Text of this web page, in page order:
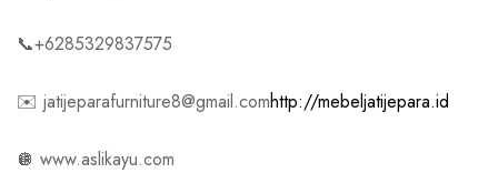
📞+6285329837575
✉️ jatijeparafurniture8@gmail.comhttp://mebeljatijepara.id
🪩 www.aslikayu.com